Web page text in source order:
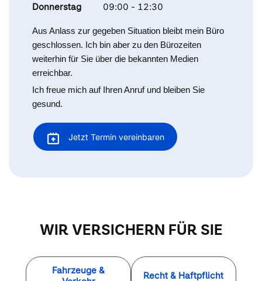
Donnerstag
09:00 - 12:30
Aus Anlass zur gegeben Situation bleibt mein Büro
geschlossen. Ich bin aber zu den Bürozeiten
weiterhin für Sie über die bekannten Medien
erreichbar.
Ich freue mich auf Ihren Anruf und bleiben Sie
gesund.
Jetzt Termin vereinbaren
WIR VERSICHERN FÜR SIE
Fahrzeuge &
Recht & Haftpflicht